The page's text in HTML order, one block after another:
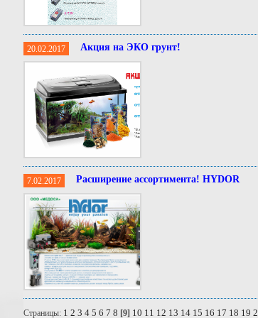
20.02.2017 Акция на ЭКО грунт!
7.02.2017 Расширение ассортимента! HYDOR
Страницы: 1 2 3 4 5 6 7 8 [9] 10 11 12 13 14 15 16 17 18 19